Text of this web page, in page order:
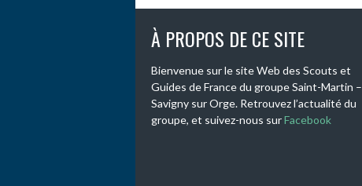
À PROPOS DE CE SITE
Bienvenue sur le site Web des Scouts et
Guides de France du groupe Saint-Martin –
Savigny sur Orge. Retrouvez l’actualité du
groupe, et suivez-nous surFacebook